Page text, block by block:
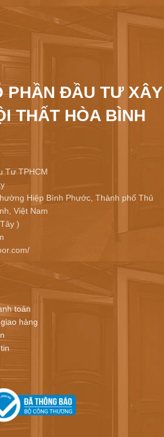
PHẦN ĐẦU TƯ XÂY
THẤT HÒA BÌNH
Tư TPHCM
Hiệp Bình Phước, Thành phố Thủ
Việt Nam
)
toán
hàng